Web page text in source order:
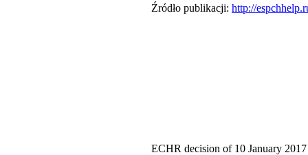
Źródło publikacji: http://
ECHR decision of 10 January